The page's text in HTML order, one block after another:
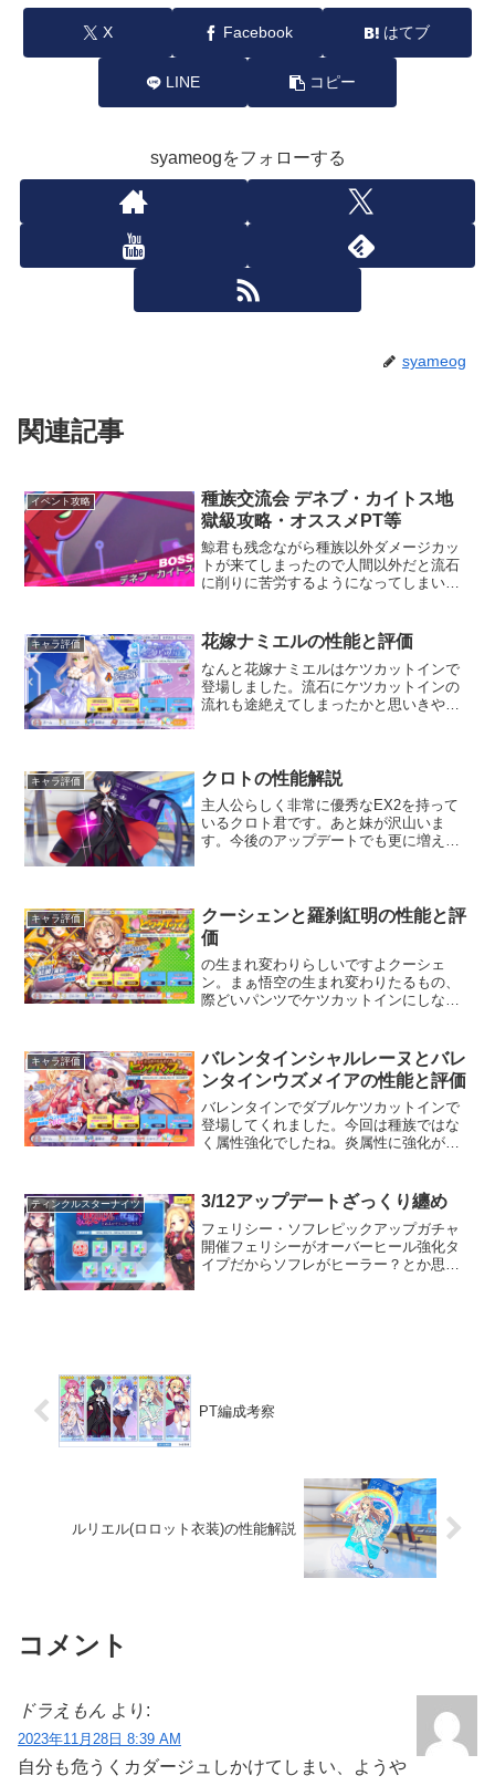
X Facebook はてブ
LINE コピー
syameogをフォローする
syameog
関連記事
イベント攻略
種族交流会 デネブ・カイトス地
獄級攻略・オススメPT等
鯨君も残念ながら種族以外ダメージカッ
トが来てしまったので人間以外だと流石
に削りに苦労するようになってしまいま
カットが実装されました。俺達のマスコ
ットが…因みに、ダメージ...
キャラ評価 花嫁ナミエルの性能と評価
なんと花嫁ナミエルはケツカットインで
登場しました。流石にケツカットインの
流れも途絶えてしまったかと思いきや即
い見えてるし大体透けてるし...
キャラ評価 クロトの性能解説
主人公らしく非常に優秀なEX2を持って
いるクロト君です。あと妹が沢山いま
す。今後のアップデートでも更に増え続
で附属生徒の性癖が破壊さ...
キャラ評価
クーシェンと羅刹紅明の性能と評
価
の生まれ変わりらしいですよクーシェ
ン。まぁ悟空の生まれ変わりたるもの、
際どいパンツでケツカットインにしない
ズ！！実家にありました雷属性・魔族・
アタッカータイプとして実装...
キャラ評価
バレンタインシャルレーヌとバレ
ンタインウズメイアの性能と評価
バレンタインでダブルケツカットインで
登場してくれました。今回は種族ではな
く属性強化でしたね。炎属性に強化が入
シナジーも狙えます。炎属性は魅了マシ
ーンになる予定なのでしょ...
ティンクルスターナイツ 3/12アップデートざっくり纏め
フェリシー・ソフレピックアップガチャ
開催フェリシーがオーバーヒール強化タ
イプだからソフレがヒーラー？とか思っ
PT編成考察
ルリエル(ロロット衣装)の性能解説
コメント
ドラえもん より:
2023年11月28日 8:39 AM
自分も危うくカダージュしかけてしまい、ようや